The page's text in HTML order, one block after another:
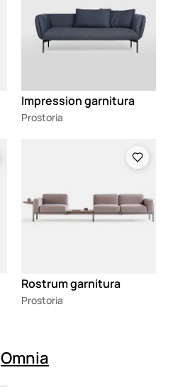
Impression garnitura
Prostoria
Rostrum garnitura
Prostoria
Omnia